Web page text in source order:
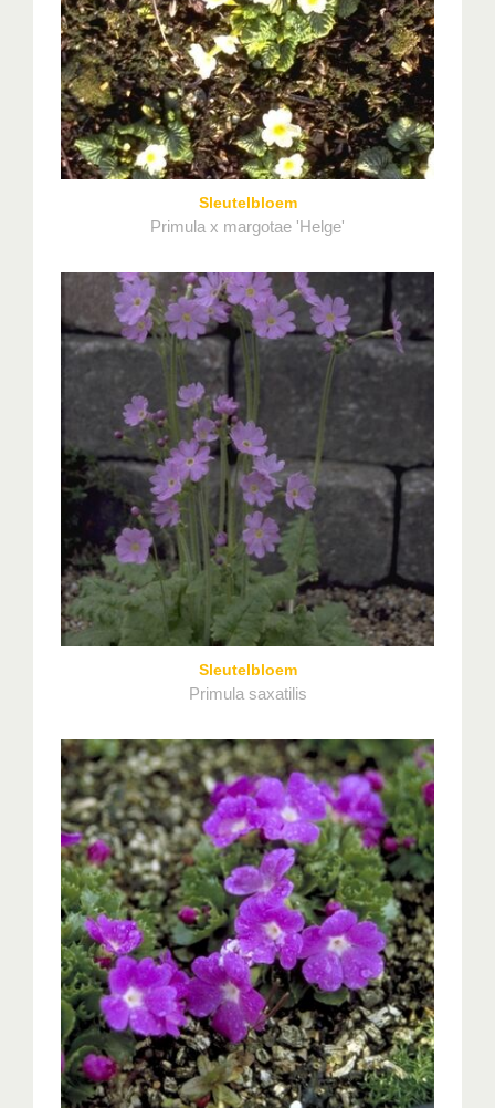
Sleutelbloem
Primula x margotae 'Helge'
Sleutelbloem
Primula saxatilis